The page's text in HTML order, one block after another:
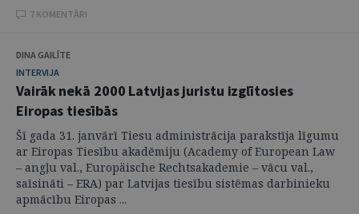
7 KOMENTĀRI
DINA GAILĪTE
INTERVIJA
Vairāk nekā 2000 Latvijas juristu izglītosies
Eiropas tiesībās
Šī gada 31. janvārī Tiesu administrācija parakstīja līgumu
ar Eiropas Tiesību akadēmiju (Academy of European Law
– angļu val., Europäische Rechtsakademie – vācu val.,
saīsināti – ERA) par Latvijas tiesību sistēmas darbinieku
apmācību Eiropas ...